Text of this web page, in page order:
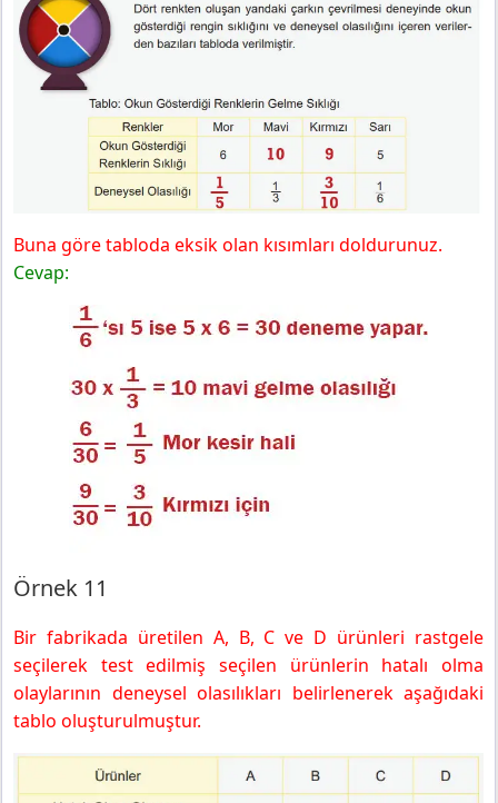
Buna göre tabloda eksik olan kısımları doldurunuz.
Cevap:
Örnek 11
Bir fabrikada üretilen A, B, C ve D ürünleri rastgele
seçilerek test edilmiş seçilen ürünlerin hatalı olma
olaylarının deneysel olasılıkları belirlenerek aşağıdaki
tablo oluşturulmuştur.